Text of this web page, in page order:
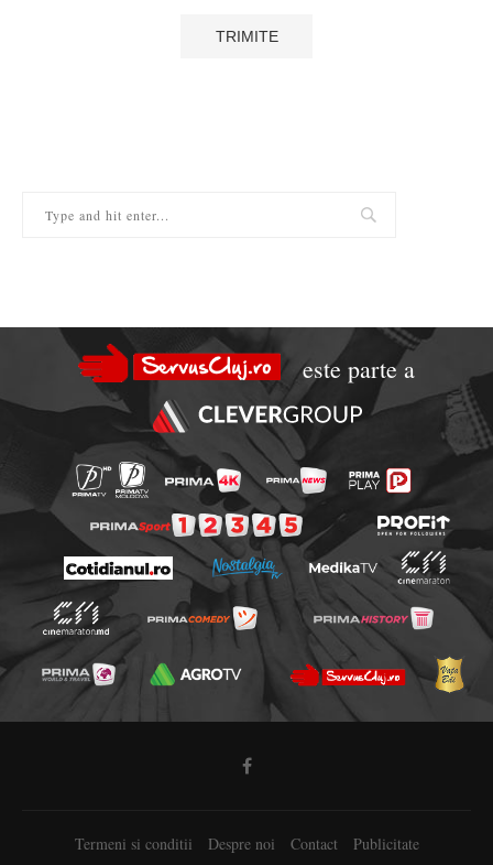
este parte a
Termeni si conditii Despre noi Contact Publicitate